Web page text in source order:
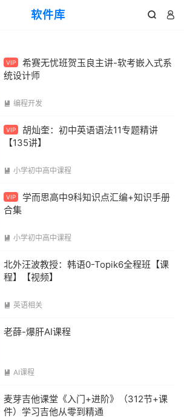
软件库  
VIP
希赛无忧班贺玉良主讲-软考嵌入式系
统设计师
 编程开发
VIP
胡灿奎：初中英语语法11专题精讲
【135讲】
 小学初中高中课程
VIP
学而思高中9科知识点汇编+知识手册
合集
 小学初中高中课程
北外汪波教授：韩语0-Topik6全程班【课
程】【视频】
 英语相关
老薛-爆肝AI课程
 AI课程
麦芽吉他课堂《入门+进阶》（312节+课
件）学习吉他从零到精通